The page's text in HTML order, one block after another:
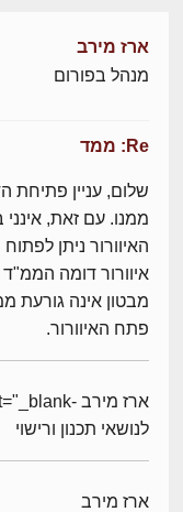
ארז מירב
מנהל בפורום
Re: ממד
שלום, עניין פתיחת
ממנו. עם זאת,
האיוורור ניתן
איוורור דומה
מבטון אינה גורעת
פתח האיוורור.
לנושאי תכנון
ארז מירב